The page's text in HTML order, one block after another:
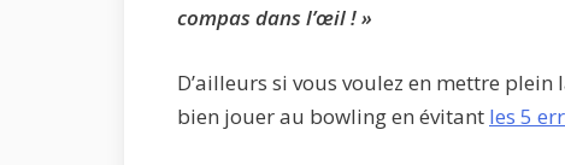
compas dans l’œil ! »
D’ailleurs si vous voulez en mettre
bien jouer au bowling en évitant les 5